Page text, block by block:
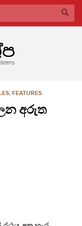
, FEATURES
අරුත